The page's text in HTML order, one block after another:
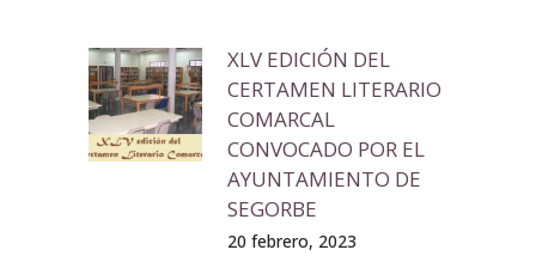
XLV EDICIÓN DEL
CERTAMEN LITERARIO
COMARCAL
CONVOCADO POR EL
AYUNTAMIENTO DE
SEGORBE
20 febrero, 2023